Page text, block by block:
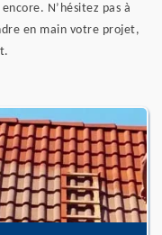
N’hésitez pas à
en main votre projet,